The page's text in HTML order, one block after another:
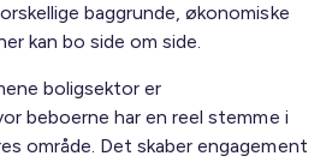
baggrunde, økonomiske
kan bo side om side.
boligsektor er
beboerne har en reel stemme i
område. Det skaber engagement